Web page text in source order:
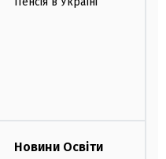
Новини Освіти